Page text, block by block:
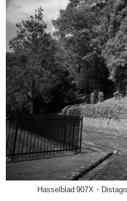
Hasselblad 907X・